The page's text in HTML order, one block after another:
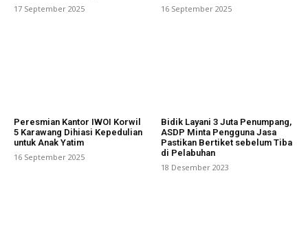
17 September 2025
16 September 2025
Peresmian Kantor IWOI Korwil
5 Karawang Dihiasi Kepedulian
untuk Anak Yatim
16 September 2025
Bidik Layani 3 Juta Penumpang,
ASDP Minta Pengguna Jasa
Pastikan Bertiket sebelum Tiba
di Pelabuhan
18 Desember 2023